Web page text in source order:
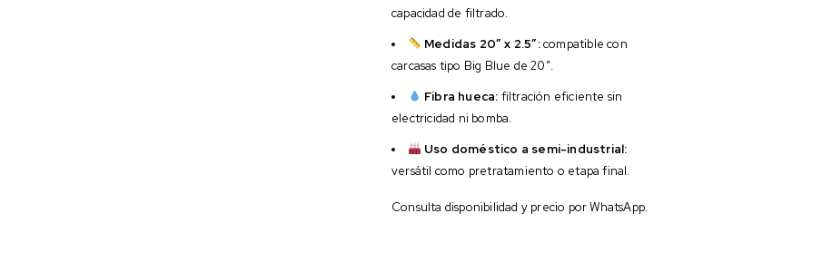
capacidad de filtrado.
Medidas 20″ x 2.5″:compatible con
carcasas tipo Big Blue de 20″.
Fibra hueca: filtración eficiente sin
electricidad ni bomba.
Uso doméstico a semi-industrial:
versátil como pretratamiento o etapa final.
Consulta disponibilidad y precio por WhatsApp.